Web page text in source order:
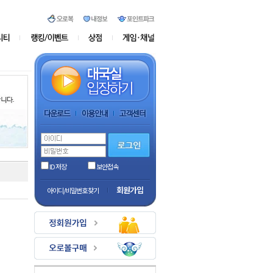
ID 저장 보안접속
아이디/비밀번호 찾기 회원가입